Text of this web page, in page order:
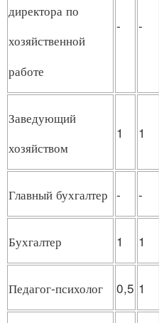
директора по
хозяйственной
работе
- -
Заведующий
хозяйством
1 1
Главный бухгалтер - -
Бухгалтер 1 1
Педагог-психолог 0,5 1